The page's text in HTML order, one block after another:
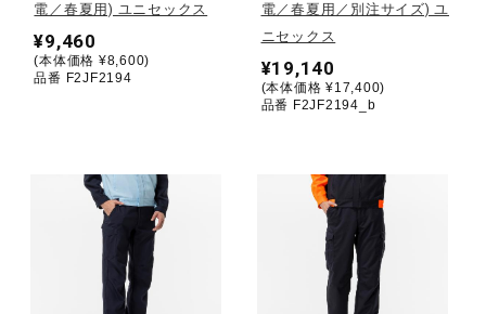
アウトドア／レイン
健康／エクササイズ
ジュニア／キッズ
電／春夏用) ユニセックス
¥9,460
(本体価格 ¥8,600)
品番 F2JF2194
電／春夏用／別注サイズ) ユ
ニセックス
¥19,140
(本体価格 ¥17,400)
品番 F2JF2194_b